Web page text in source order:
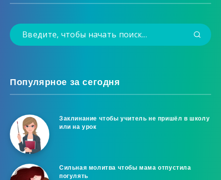
Популярное за сегодня
Заклинание чтобы учитель не пришёл в школу
или на урок
Сильная молитва чтобы мама отпустила
погулять